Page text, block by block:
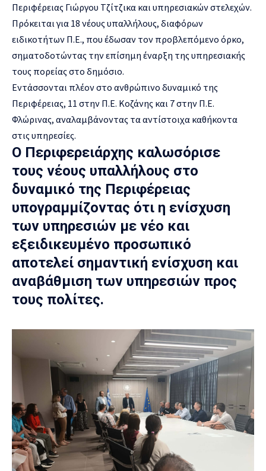
Περιφέρειας Γιώργου Τζίτζικα και υπηρεσιακών στελεχών.
Πρόκειται για 18 νέους υπαλλήλους, διαφόρων
ειδικοτήτων Π.Ε., που έδωσαν τον προβλεπόμενο όρκο,
σηματοδοτώντας την επίσημη έναρξη της υπηρεσιακής
τους πορείας στο δημόσιο.
Εντάσσονται πλέον στο ανθρώπινο δυναμικό της
Περιφέρειας, 11 στην Π.Ε. Κοζάνης και 7 στην Π.Ε.
Φλώρινας, αναλαμβάνοντας τα αντίστοιχα καθήκοντα
στις υπηρεσίες.
Ο Περιφερειάρχης καλωσόρισε
τους νέους υπαλλήλους στο
δυναμικό της Περιφέρειας
υπογραμμίζοντας ότι η ενίσχυση
των υπηρεσιών με νέο και
εξειδικευμένο προσωπικό
αποτελεί σημαντική ενίσχυση και
αναβάθμιση των υπηρεσιών προς
τους πολίτες.